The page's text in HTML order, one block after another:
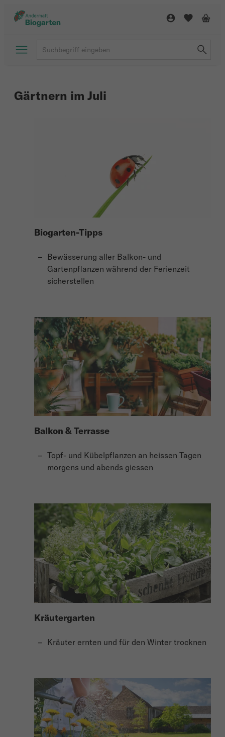
Gärtnern im Juli
Biogarten-Tipps
Bewässerung aller Balkon- und
Gartenpflanzen während der Ferienzeit
sicherstellen
Balkon & Terrasse
Topf- und Kübelpflanzen an heissen Tagen
morgens und abends giessen
Kräutergarten
Kräuter ernten und für den Winter trocknen